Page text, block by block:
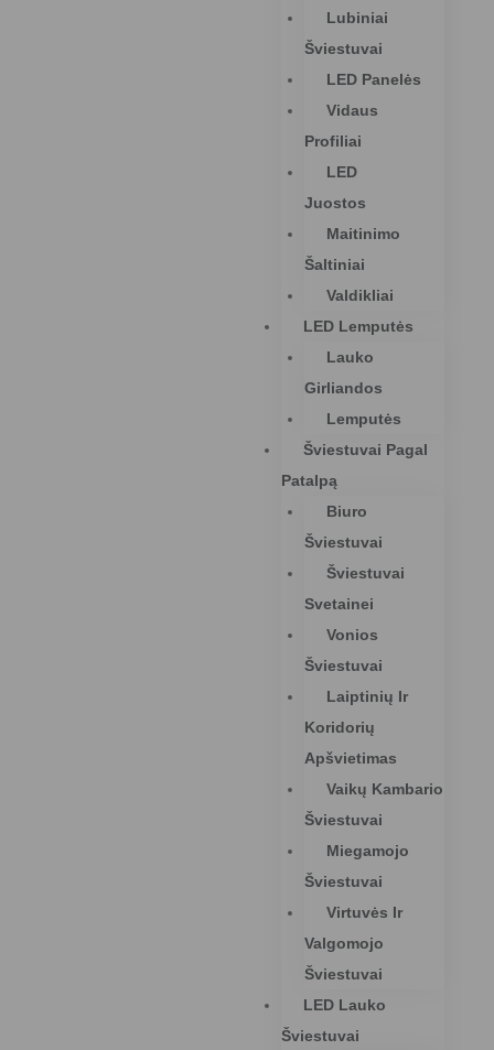
Lubiniai
Šviestuvai
LED Panelės
Vidaus
Profiliai
LED
Juostos
Maitinimo
Šaltiniai
Valdikliai
LED Lemputės
Lauko
Girliandos
Lemputės
Šviestuvai Pagal
Patalpą
Biuro
Šviestuvai
Šviestuvai
Svetainei
Vonios
Šviestuvai
Laiptinių Ir
Koridorių
Apšvietimas
Vaikų Kambario
Šviestuvai
Miegamojo
Šviestuvai
Virtuvės Ir
Valgomojo
Šviestuvai
LED Lauko
Šviestuvai